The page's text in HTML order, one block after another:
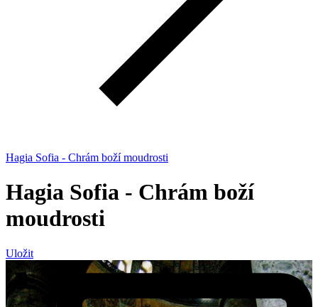
Hagia Sofia - Chrám boží moudrosti
Hagia Sofia - Chrám boží
moudrosti
Uložit